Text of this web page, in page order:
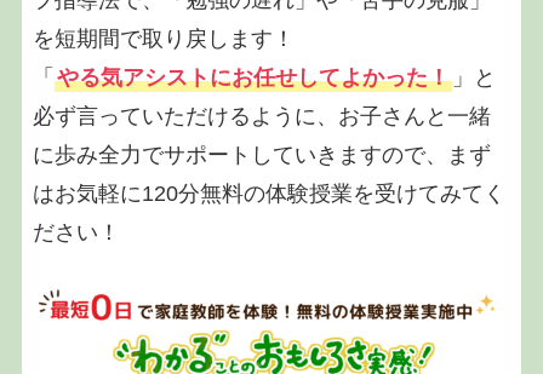
を短期間で取り戻します！
「 やる気アシストにお任せしてよかった！」と
必ず言っていただけるように、お子さんと一緒
に歩み全力でサポートしていきますので、まず
はお気軽に120分無料の体験授業を受けてみてく
ださい！